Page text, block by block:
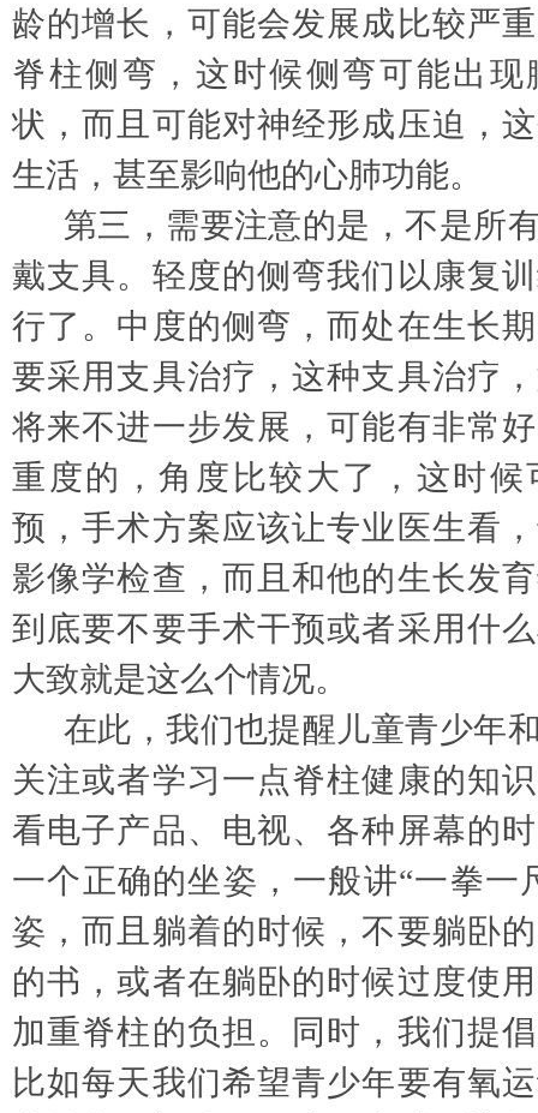
龄的增长，可能会发展成比较严
脊柱侧弯，这时候侧弯可能出现
状，而且可能对神经形成压迫，
生活，甚至影响他的心肺功能。
第三，需要注意的是，不是所
戴支具。轻度的侧弯我们以康复
行了。中度的侧弯，而处在生长
要采用支具治疗，这种支具治疗
将来不进一步发展，可能有非常
重度的，角度比较大了，这时候
预，手术方案应该让专业医生看
影像学检查，而且和他的生长发
到底要不要手术干预或者采用什
大致就是这么个情况。
在此，我们也提醒儿童青少年
关注或者学习一点脊柱健康的知
看电子产品、电视、各种屏幕的
一个正确的坐姿，一般讲“一拳一
姿，而且躺着的时候，不要躺卧
的书，或者在躺卧的时候过度使
加重脊柱的负担。同时，我们提
比如每天我们希望青少年要有氧